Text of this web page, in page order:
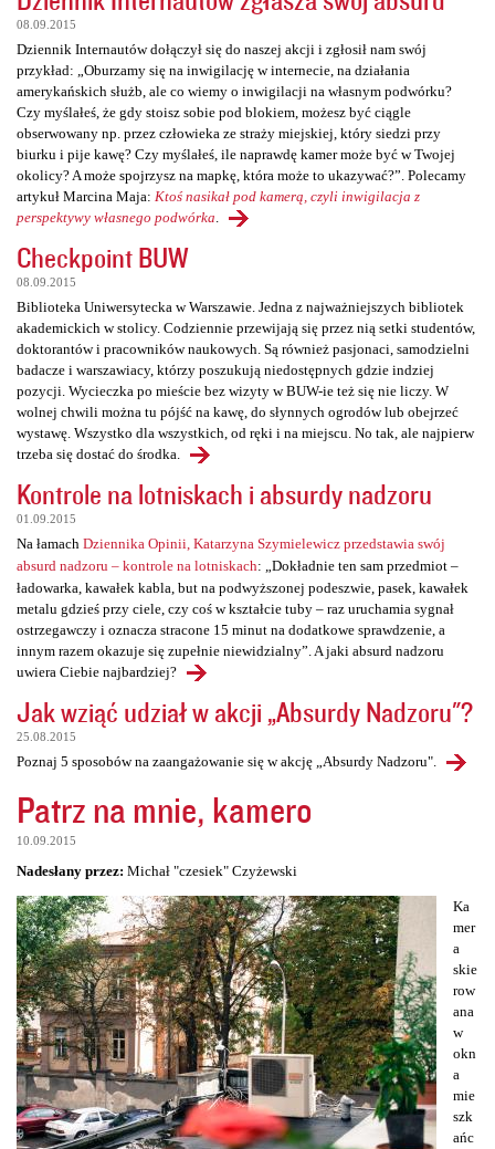
08.09.2015
Dziennik Internautów dołączył się do naszej akcji i zgłosił nam swój
przykład: „Oburzamy się na inwigilację w internecie, na działania
amerykańskich służb, ale co wiemy o inwigilacji na własnym podwórku?
Czy myślałeś, że gdy stoisz sobie pod blokiem, możesz być ciągle
obserwowany np. przez człowieka ze straży miejskiej, który siedzi przy
biurku i pije kawę? Czy myślałeś, ile naprawdę kamer może być w Twojej
okolicy? A może spojrzysz na mapkę, która może to ukazywać?”. Polecamy
artykuł Marcina Maja: Ktoś nasikał pod kamerą, czyli inwigilacja z
perspektywy własnego podwórka
Checkpoint BUW
08.09.2015
Biblioteka Uniwersytecka w Warszawie. Jedna z najważniejszych bibliotek
akademickich w stolicy. Codziennie przewijają się przez nią setki studentów,
doktorantów i pracowników naukowych. Są również pasjonaci, samodzielni
badacze i warszawiacy, którzy poszukują niedostępnych gdzie indziej
pozycji. Wycieczka po mieście bez wizyty w BUW-ie też się nie liczy. W
wolnej chwili można tu pójść na kawę, do słynnych ogrodów lub obejrzeć
wystawę. Wszystko dla wszystkich, od ręki i na miejscu. No tak, ale najpierw
trzeba się dostać do środka.
Kontrole na lotniskach i absurdy nadzoru
01.09.2015
Na łamach Dziennika Opinii, Katarzyna Szymielewicz przedstawia swój
absurd nadzoru – kontrole na lotniskach: „Dokładnie ten sam przedmiot –
ładowarka, kawałek kabla, but na podwyższonej podeszwie, pasek, kawałek
metalu gdzieś przy ciele, czy coś w kształcie tuby – raz uruchamia sygnał
ostrzegawczy i oznacza stracone 15 minut na dodatkowe sprawdzenie, a
innym razem okazuje się zupełnie niewidzialny”. A jaki absurd nadzoru
uwiera Ciebie najbardziej?
Jak wziąć udział w akcji „Absurdy Nadzoru"?
25.08.2015
Poznaj 5 sposobów na zaangażowanie się w akcję „Absurdy Nadzoru".
Patrz na mnie, kamero
10.09.2015
Nadesłany przez: Michał "czesiek" Czyżewski
Ka
mer
a
skie
row
ana
w
okn
a
mie
szk
ańc